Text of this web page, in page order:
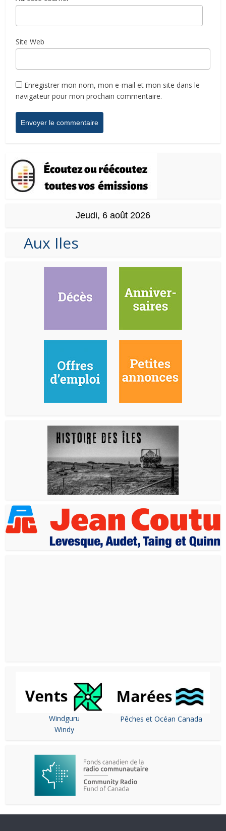
Site Web
Enregistrer mon nom, mon e-mail et mon site dans le
navigateur pour mon prochain commentaire.
Jeudi, 6 août 2026
Aux Iles
Windguru
Windy
Pêches et Océan Canada